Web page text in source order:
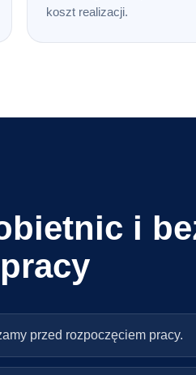
koszt realizacji.
i
przed rozpoczęciem pracy.